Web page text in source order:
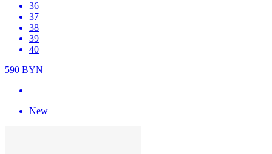
36
37
38
39
40
590 BYN
New